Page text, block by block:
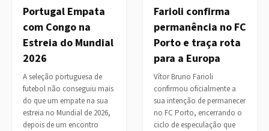
Portugal Empata
com Congo na
Estreia do Mundial
2026
A seleção portuguesa de
futebol não conseguiu mais
do que um empate na sua
estreia no Mundial de 2026,
depois de um encontro
Farioli confirma
permanência no FC
Porto e traça rota
para a Europa
Vítor Bruno Farioli
confirmou oficialmente a
sua intenção de permanecer
no FC Porto, encerrando o
ciclo de especulação que